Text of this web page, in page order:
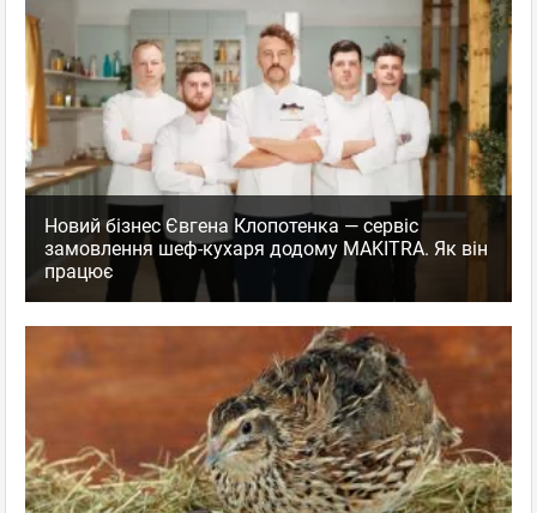
Новий бізнес Євгена Клопотенка — сервіс
замовлення шеф-кухаря додому MAKITRA. Як він
працює